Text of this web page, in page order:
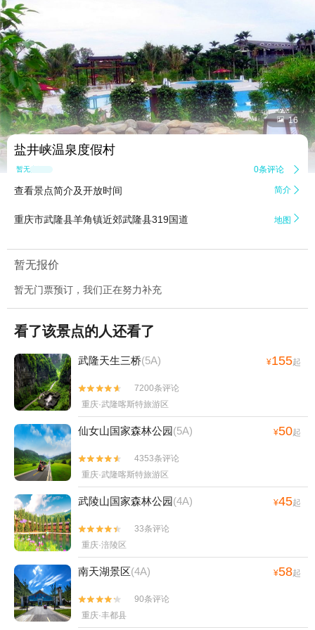
 16
盐井峡温泉度假村
暂无点评 0条评论 
查看景点简介及开放时间 简介 
重庆市武隆县羊角镇近郊武隆县319国道 地图 
暂无报价
暂无门票预订，我们正在努力补充
看了该景点的人还看了
武隆天生三桥(5A) ¥155起


7200条评论
重庆·武隆喀斯特旅游区
仙女山国家森林公园(5A) ¥50起


4353条评论
重庆·武隆喀斯特旅游区
武陵山国家森林公园(4A) ¥45起


33条评论
重庆·涪陵区
南天湖景区(4A) ¥58起


90条评论
重庆·丰都县
